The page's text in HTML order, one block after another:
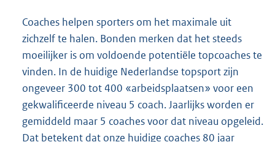
Coaches helpen sporters om het maximale uit
zichzelf te halen. Bonden merken dat het steeds
moeilijker is om voldoende potentiële topcoaches te
vinden. In de huidige Nederlandse topsport zijn
ongeveer 300 tot 400 «arbeidsplaatsen» voor een
gekwalificeerde niveau 5 coach. Jaarlijks worden er
gemiddeld maar 5 coaches voor dat niveau opgeleid.
Dat betekent dat onze huidige coaches 80 jaar